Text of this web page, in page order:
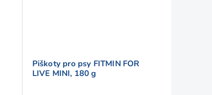
Piškoty pro psy FITMIN FOR
LIVE MINI, 180 g